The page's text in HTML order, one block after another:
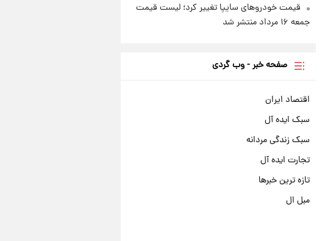
قیمت خودروهای سایپا تغییر کرد؛ لیست قیمت
جمعه ۱۶ مرداد منتشر شد
صفحه خبر - وب گردی
اقتصاد ایران
سبک ایده آل
سبک زندگی مردانه
تجارت ایده آل
تازه ترین خبرها
مبل ال